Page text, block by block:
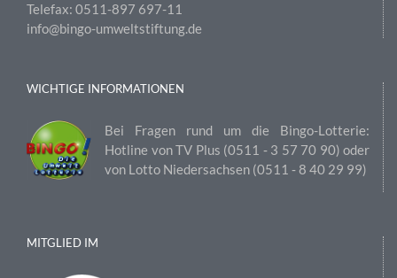
Telefax: 0511-897 697-11
info@bingo-umweltstiftung.de
WICHTIGE INFORMATIONEN
Bei Fragen rund um die Bingo-Lotterie:
Hotline von TV Plus (0511 ‑ 3 57 70 90) oder
von Lotto Niedersachsen (0511 ‑ 8 40 29 99)
MITGLIED IM